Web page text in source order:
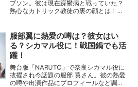
ブソン。彼は現在躁鬱病と戦っていた？
熱心なカトリック教徒の裏の顔とは！ハ
服部翼に熱愛の噂は？彼女はい
る？シカマル役に！戦国鍋でも活
躍！
舞台版「NARUTO」で奈良シカマル役に
抜擢され今話題の服部 翼さん。彼の熱愛
の噂や出演作品にプロフィールなど調査